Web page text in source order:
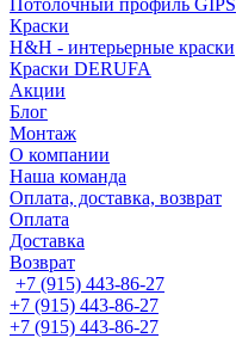
Потолочный профиль GIPS
Краски
H&H - интерьерные краски
Краски DERUFA
Акции
Блог
Монтаж
О компании
Наша команда
Оплата, доставка, возврат
Оплата
Доставка
Возврат
+7 (915) 443-86-27
+7 (915) 443-86-27
+7 (915) 443-86-27